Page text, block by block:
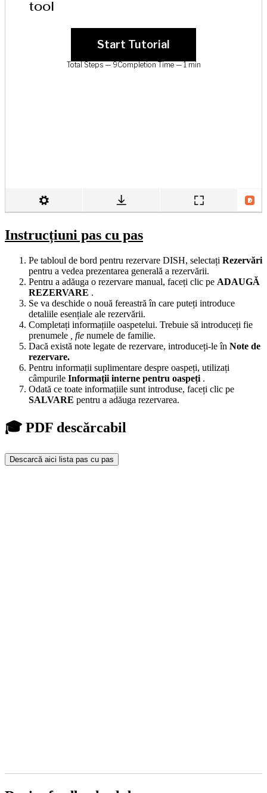
Instrucțiuni pas cu pas
Pe tabloul de bord pentru rezervare DISH, selectați Rezervări
pentru a vedea prezentarea generală a rezervării.
Pentru a adăuga o rezervare manual, faceți clic pe ADAUGĂ
REZERVARE .
Se va deschide o nouă fereastră în care puteți introduce
detaliile esențiale ale rezervării.
Completați informațiile oaspetelui. Trebuie să introduceți fie
prenumele
, fie numele de familie.
Dacă există note legate de rezervare, introduceți-le în Note de
rezervare.
Pentru informații suplimentare despre oaspeți, utilizați
câmpurile Informații interne pentru oaspeți .
Odată ce toate informațiile sunt introduse, faceți clic pe
SALVARE pentru a adăuga rezervarea.
🎓 PDF descărcabil
Descarcă aici lista pas cu pas